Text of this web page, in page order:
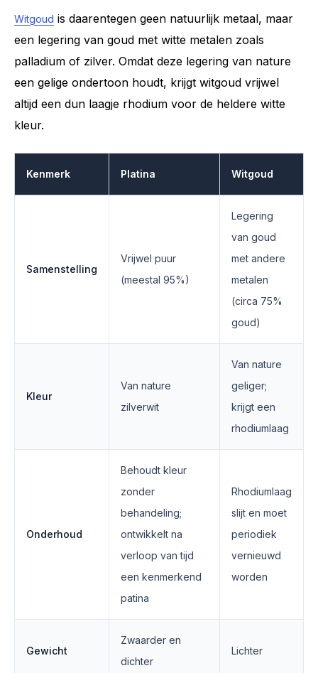
Witgoud is daarentegen geen natuurlijk metaal, maar
een legering van goud met witte metalen zoals
palladium of zilver. Omdat deze legering van nature
een gelige ondertoon houdt, krijgt witgoud vrijwel
altijd een dun laagje rhodium voor de heldere witte
kleur.
Kenmerk Platina Witgoud
Samenstelling
Vrijwel puur
(meestal 95%)
Legering
van goud
met andere
metalen
(circa 75%
goud)
Kleur
Van nature
zilverwit
Van nature
geliger;
krijgt een
rhodiumlaag
Onderhoud
Behoudt kleur
zonder
behandeling;
ontwikkelt na
verloop van tijd
een kenmerkend
patina
Rhodiumlaag
slijt en moet
periodiek
vernieuwd
worden
Gewicht
Zwaarder en
dichter
Lichter